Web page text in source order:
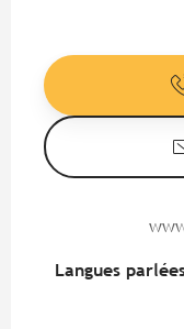
Langues
Langues